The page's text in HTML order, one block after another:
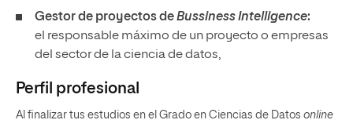
Gestor de proyectos deBussiness Intelligence:
el responsable máximo de un proyecto o empresas
del sector de la ciencia de datos,
Perfil profesional
Al finalizar tus estudios en el Grado en Ciencias de Datos online